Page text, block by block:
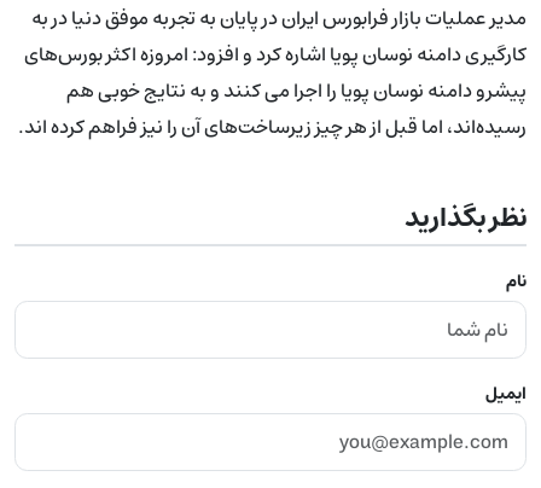
مدیر عملیات بازار فرابورس ایران در پایان به تجربه موفق دنیا در به
کارگیری دامنه نوسان پویا اشاره کرد و افزود: امروزه اکثر بورس‌های
پیشرو دامنه نوسان پویا را اجرا می کنند و به نتایج خوبی هم
رسیده‌اند، اما قبل از هر چیز زیرساخت‌های آن را نیز فراهم کرده اند.
نظر بگذارید
نام
ایمیل